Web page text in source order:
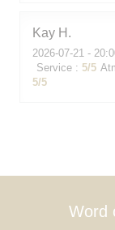
Kay H
2026-07-21 -
Service : 5/5
5/5
Word